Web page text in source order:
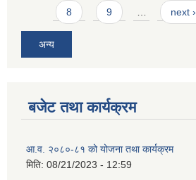
8 9 next ›
अन्य
बजेट तथा कार्यक्रम
आ.व. २०८०-८१ को योजना तथा कार्यक्रम
मिति: 08/21/2023 - 12:59